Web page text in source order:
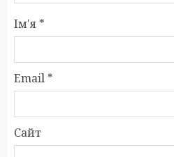
Ім'я *
Email *
Сайт